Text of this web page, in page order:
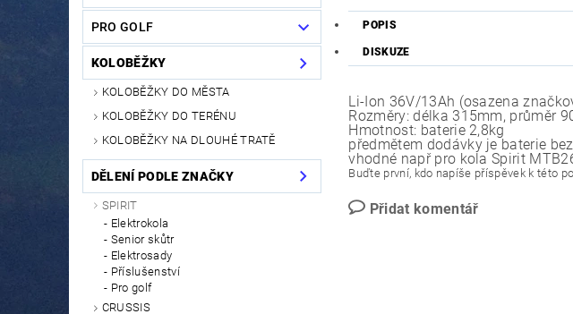
PRO GOLF
KOLOBĚŽKY
KOLOBĚŽKY DO MĚSTA
KOLOBĚŽKY DO TERÉNU
KOLOBĚŽKY NA DLOUHÉ TRATĚ
DĚLENÍ PODLE ZNAČKY
SPIRIT
Elektrokola
Senior skůtr
Elektrosady
Příslušenství
Pro golf
CRUSSIS
POPIS
DISKUZE
Li-Ion 36V/13Ah (osazena
Rozměry: délka 315mm, průměr
Hmotnost: baterie 2,8kg
předmětem dodávky je baterie
vhodné např pro kola Spirit
Buďte první, kdo napíše příspěvek k této
Přidat komentář